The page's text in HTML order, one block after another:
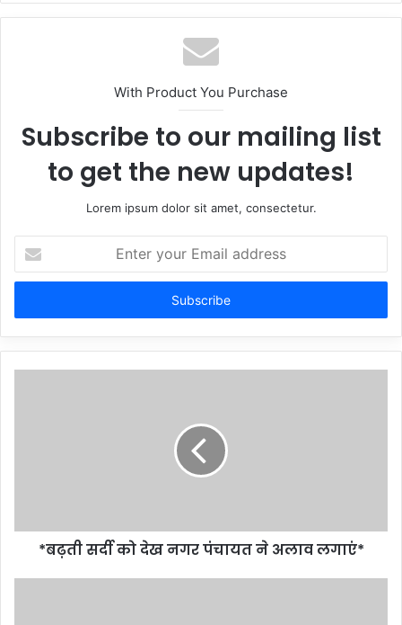
With Product You Purchase
Subscribe to our mailing list
to get the new updates!
Lorem ipsum dolor sit amet, consectetur.
your
Email
*बढ़ती सर्दी को देख नगर पंचायत ने अलाव लगाएं*